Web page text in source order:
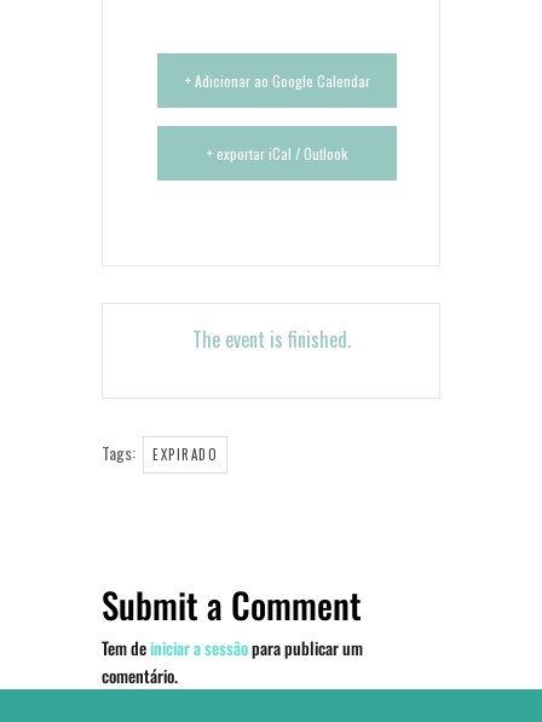
+ Adicionar ao Google Calendar
+ exportar iCal / Outlook
The event is finished.
Tags: EXPIRADO
Submit a Comment
Tem deiniciar a sessãopara publicar um
comentário.